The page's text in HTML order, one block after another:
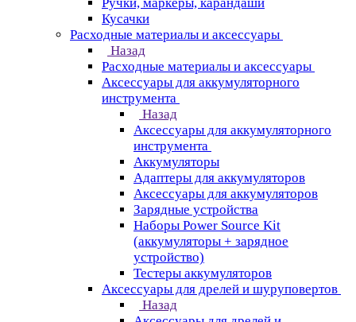
Кусачки
Расходные материалы и аксессуары
Назад
Расходные материалы и аксессуары
Аксессуары для аккумуляторного
инструмента
Назад
Аксессуары для аккумуляторного
инструмента
Aккумуляторы
Адаптеры для аккумуляторов
Аксессуары для аккумуляторов
Зарядные устройства
Наборы Power Source Kit
(аккумуляторы + зарядное
устройство)
Тестеры аккумуляторов
Аксессуары для дрелей и шуруповертов
Назад